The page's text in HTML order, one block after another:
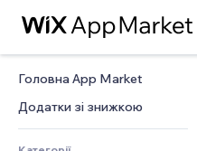
Головна App Market
Додатки зі знижкою